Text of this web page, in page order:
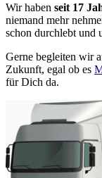
Wir haben seit 17
niemand mehr
schon durchlebt und
Gerne begleiten wir
Zukunft, egal ob es
für Dich da.